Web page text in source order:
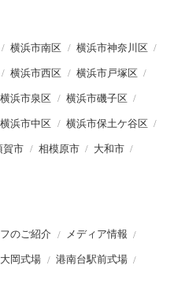
横浜市南区 横浜市神奈川区
横浜市西区 横浜市戸塚区
横浜市泉区 横浜市磯子区
横浜市中区 横浜市保土ケ谷区
賀市 相模原市 大和市
のご紹介 メディア情報
大岡式場 港南台駅前式場